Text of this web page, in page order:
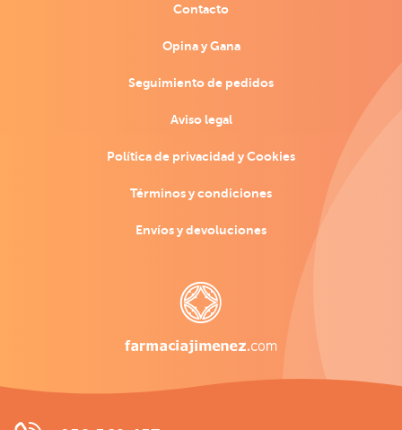
Contacto
Opina y Gana
Seguimiento de pedidos
Aviso legal
Política de privacidad y Cookies
Términos y condiciones
Envíos y devoluciones